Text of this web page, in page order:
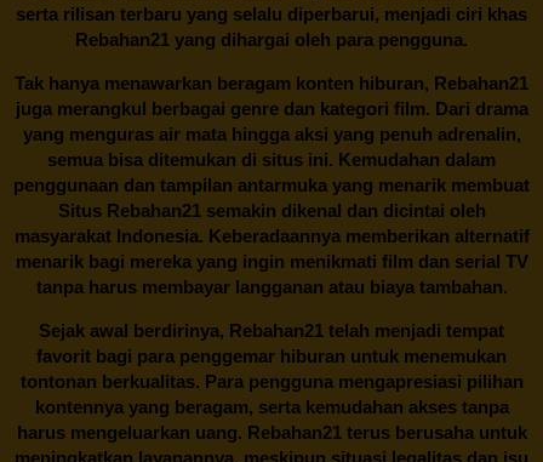
serta rilisan terbaru yang selalu diperbarui, menjadi ciri khas
Rebahan21 yang dihargai oleh para pengguna.
Tak hanya menawarkan beragam konten hiburan, Rebahan21
juga merangkul berbagai genre dan kategori film. Dari drama
yang menguras air mata hingga aksi yang penuh adrenalin,
semua bisa ditemukan di situs ini. Kemudahan dalam
penggunaan dan tampilan antarmuka yang menarik membuat
Situs Rebahan21semakin dikenal dan dicintai oleh
masyarakat Indonesia. Keberadaannya memberikan alternatif
menarik bagi mereka yang ingin menikmati film dan serial TV
tanpa harus membayar langganan atau biaya tambahan.
Sejak awal berdirinya, Rebahan21 telah menjadi tempat
favorit bagi para penggemar hiburan untuk menemukan
tontonan berkualitas. Para pengguna mengapresiasi pilihan
kontennya yang beragam, serta kemudahan akses tanpa
harus mengeluarkan uang. Rebahan21terus berusaha untuk
meningkatkan layanannya, meskipun situasi legalitas dan isu